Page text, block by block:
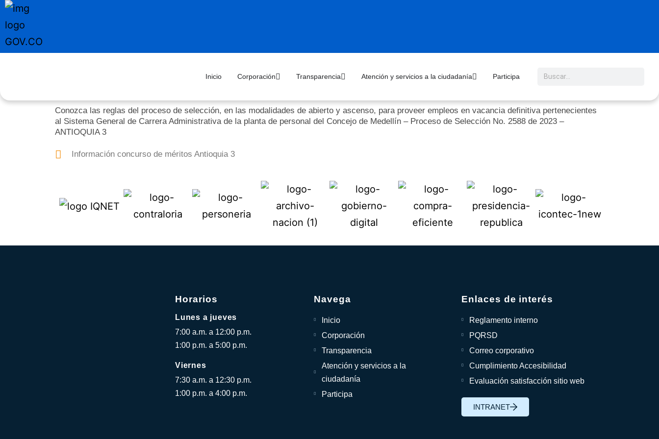
Inicio Corporación Transparencia Atención y servicios a la ciudadanía Participa
Conozca las reglas del proceso de selección, en las modalidades de abierto y ascenso, para proveer empleos en vacancia definitiva pertenecientes
al Sistema General de Carrera Administrativa de la planta de personal del Concejo de Medellín – Proceso de Selección No. 2588 de 2023 –
ANTIOQUIA 3
Información concurso de méritos Antioquia 3
Horarios
Lunes a jueves
7:00 a.m. a 12:00 p.m.
1:00 p.m. a 5:00 p.m.
Viernes
7:30 a.m. a 12:30 p.m.
1:00 p.m. a 4:00 p.m.
Navega
Inicio
Corporación
Transparencia
Atención y servicios a la
ciudadanía
Participa
Enlaces de interés
Reglamento interno
PQRSD
Correo corporativo
Cumplimiento Accesibilidad
Evaluación satisfacción sitio web
INTRANET